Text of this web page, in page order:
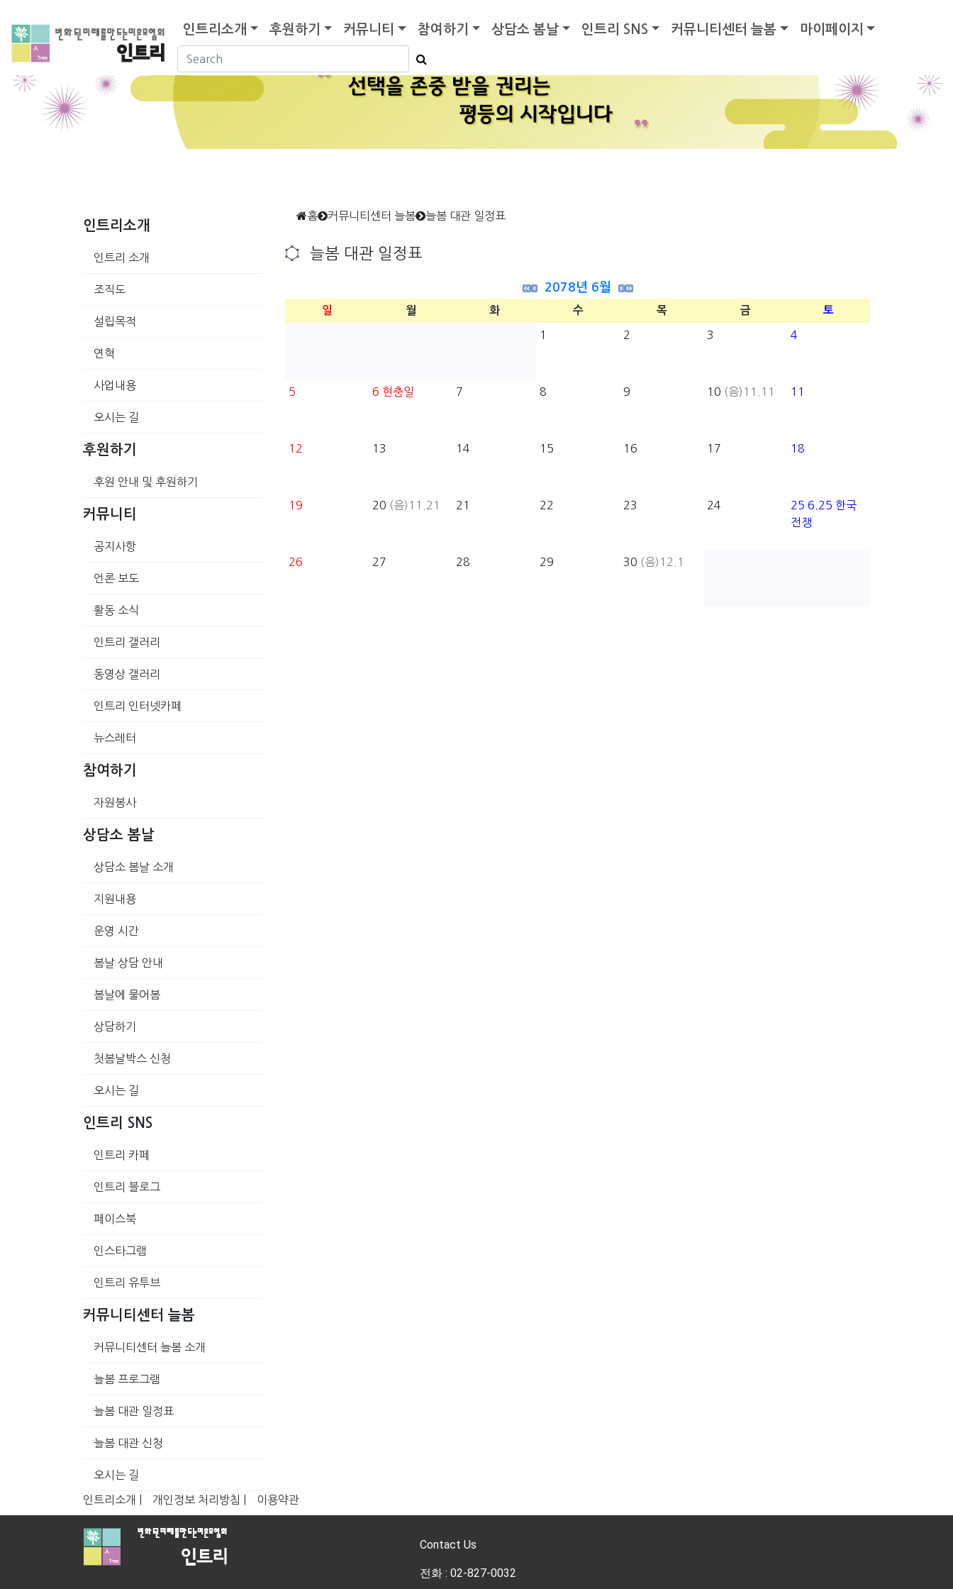
인트리소개 후원하기 커뮤니티 참여하기 상담소 봄날 인트리 SNS 커뮤니티센터 늘봄 마이페이지
인트리소개
인트리 소개
조직도
설립목적
연혁
사업내용
오시는 길
후원하기
후원 안내 및 후원하기
커뮤니티
공지사항
언론 보도
활동 소식
인트리 갤러리
동영상 갤러리
인트리 인터넷카페
뉴스레터
참여하기
자원봉사
상담소 봄날
상담소 봄날 소개
지원내용
운영 시간
봄날 상담 안내
봄날에 물어봄
상담하기
첫봄날박스 신청
오시는 길
인트리 SNS
인트리 카페
인트리 블로그
페이스북
인스타그램
인트리 유투브
커뮤니티센터 늘봄
커뮤니티센터 늘봄 소개
늘봄 프로그램
늘봄 대관 일정표
늘봄 대관 신청
오시는 길
홈 커뮤니티센터 늘봄 늘봄 대관 일정표
늘봄 대관 일정표
2078년 6월
일 월 화 수 목 금 토
1 2 3 4
5 6 현충일 7 8 9 10 (음)11.11 11
12 13 14 15 16 17 18
19 20 (음)11.21 21 22 23 24 25 6.25 한국
전쟁
26 27 28 29 30 (음)12.1
인트리소개 | 개인정보 처리방침 | 이용약관
Contact Us
전화 : 02-827-0032